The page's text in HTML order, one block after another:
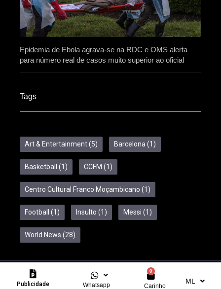
Publicidade Whatsapp
0
Carinho
ML
Epidemia de Ebola agrava-se na RDC e OMS alerta
para número real de casos muito superior ao oficial
Tags
Art & Entertainment(5) Barcelona(1)
Basketball (1) CCFM (1)
Centro Cultural Franco Moçambicano (1)
Football (1) Insulto (1) Messi (1)
World News (28)
Copyright © 2024 Feelcom. All Rights Reserved.